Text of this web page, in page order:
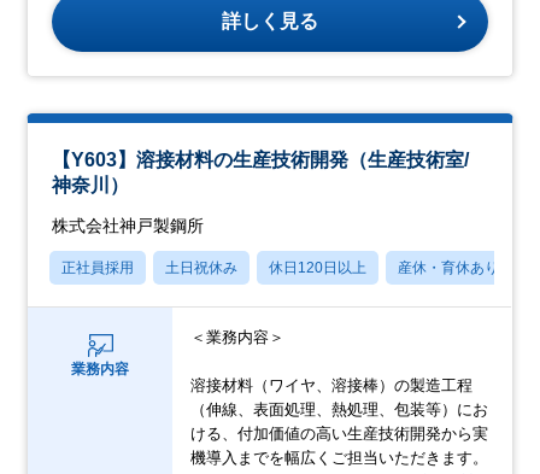
詳しく見る
【Y603】溶接材料の生産技術開発（生産技術室/
神奈川）
株式会社神戸製鋼所
正社員採用 土日祝休み 休日120日以上 産休・育休あり
業務内容
＜業務内容＞
溶接材料（ワイヤ、溶接棒）の製造工程
（伸線、表面処理、熱処理、包装等）にお
ける、付加価値の高い生産技術開発から実
機導入までを幅広くご担当いただきます。